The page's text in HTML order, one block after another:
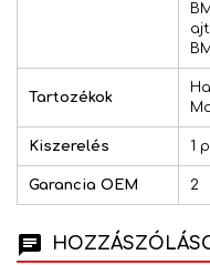
Tartozékok
Kiszerelés 1
Garancia OEM 2